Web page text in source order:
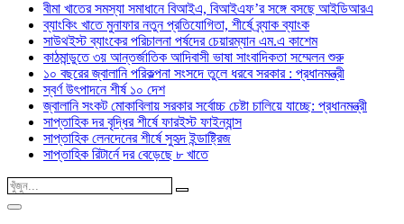
বীমা খাতের সমস্যা সমাধানে বিআইএ, বিআইএফ’র সঙ্গে বসছে আইডিআরএ
ব্যাংকিং খাতে মুনাফার নতুন প্রতিযোগিতা, শীর্ষে ব্র্যাক ব্যাংক
সাউথইস্ট ব্যাংকের পরিচালনা পর্ষদের চেয়ারম্যান এম.এ কাশেম
কাঠমান্ডুতে ৩য় আন্তর্জাতিক আদিবাসী ভাষা সাংবাদিকতা সম্মেলন শুরু
১০ বছরের জ্বালানি পরিকল্পনা সংসদে তুলে ধরবে সরকার : প্রধানমন্ত্রী
স্বর্ণ উৎপাদনে শীর্ষ ১০ দেশ
জ্বালানি সংকট মোকাবিলায় সরকার সর্বোচ্চ চেষ্টা চালিয়ে যাচ্ছে: প্রধানমন্ত্রী
সাপ্তাহিক দর বৃদ্ধির শীর্ষে ফারইস্ট ফাইন্যান্স
সাপ্তাহিক লেনদেনের শীর্ষে সুহৃদ ইন্ডাষ্ট্রিজ
সাপ্তাহিক রিটার্নে দর বেড়েছে ৮ খাতে